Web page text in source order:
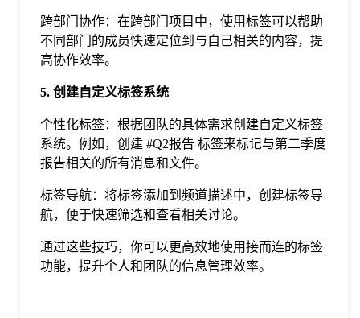
跨部门协作：在跨部门项目中，使用标签可以帮助
不同部门的成员快速定位到与自己相关的内容，提
高协作效率。
5. 创建自定义标签系统
个性化标签：根据团队的具体需求创建自定义标签
系统。例如，创建 #Q2报告 标签来标记与第二季度
报告相关的所有消息和文件。
标签导航：将标签添加到频道描述中，创建标签导
航，便于快速筛选和查看相关讨论。
通过这些技巧，你可以更高效地使用接而连的标签
功能，提升个人和团队的信息管理效率。